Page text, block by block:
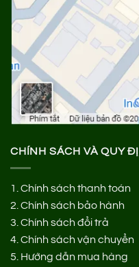
CHÍNH SÁCH VÀ QUY
1. Chính sách thanh toán
2. Chính sách bảo hành
3. Chính sách đổi trả
4. Chính sách vận chuyển
5. Hướng dẫn mua hàng